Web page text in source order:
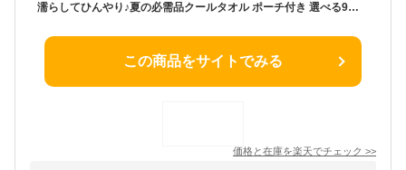
濡らしてひんやり♪夏の必需品クールタオル ポーチ付き 選べる9柄x2色 UVカット98％ UPF50+で紫外線からお肌も守る＜おしゃれ ひんやりタオル かわいい クール towel 熱中症対策 グッズ 冷やす 首 冷却 暑さ対策 熱射病 日射病 ケース 父の日
この商品をサイトでみる
価格と在庫を楽天でチェック >>